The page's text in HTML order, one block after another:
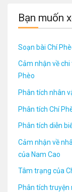
Bạn muốn
Soạn bài Chí
Cảm nhận về
Phèo
Phân tích nhân
Phân tích Chí
Phân tích diễn
Cảm nhận về
của Nam Cao
Tâm trạng của
Phân tích truyện